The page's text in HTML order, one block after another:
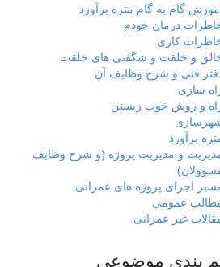
گام به گام متره برآورد
درمان خودم
کاری
و خلقت و شگفتی های خلقت
فنی و شرح وظایف آن
سازی
و روش خوب زیستن
برآورد
و مدیریت پروژه (و شرح وظایف
اجرای پروژه های عمرانی
عمومی
غیر عمرانی
بندی موضوعی